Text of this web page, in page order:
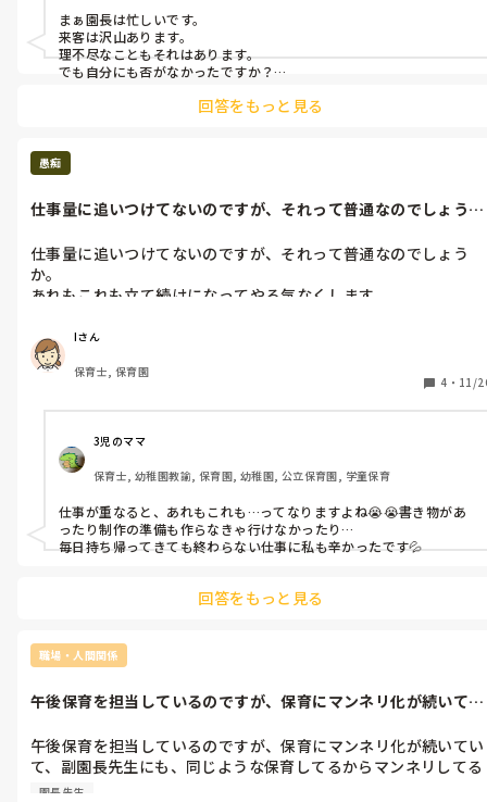
でも、それは不必要なことだよね。と言われました。
園長先生も、私自身の行動には優しさを感じてくださっていまし
たが、ちゃんと来た意思表示してくれれば、12時半だね。そうだ
園長先生には言えませんでしたが、
し中。
伺ってみると、今日中に出してほしかった書類(前に期日をもっ
欲しいと。
した。
ただ、渡したいものあるって言われただけで、大事なものかどう
かなんてわからないです。
まぁ園長は忙しいです。
来客は沢山あります。
理不尽なこともそれはあります。
でも自分にも否がなかったですか？
きたんじゃないですかね。 回答をもっと見る
愚痴
仕事量に追いつけてないのですが、それって普通なのでしょう
仕事量に追いつけてないのですが、それって普通なのでしょう
か。
あれもこれも立て続けになってやる気なくします
Iさん
保育士, 保育園
4 ・ 11/
3児のママ
保育士, 幼稚園教諭, 保育園, 幼稚園, 公立保育園, 学童保育
仕事が重なると、あれもこれも…ってなりますよね😭😭書き物があ
ったり制作の準備も作らなきゃ行けなかったり…
毎日持ち帰ってきても終わらない仕事に私も辛かったです💦
回答をもっと見る
職場・人間関係
午後保育を担当しているのですが、保育にマンネリ化が続いてい
午後保育を担当しているのですが、保育にマンネリ化が続いてい
て、副園長先生にも、同じような保育してるからマンネリしてる
でしょ？こんなことしてみたいとかあってもいいんだよって言わ
園長先生